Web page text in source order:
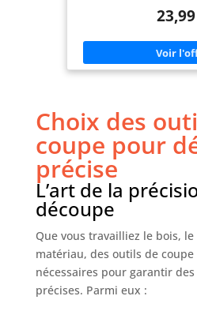
calage peut être fixée
Choix des
coupe pour
précise
L’art de la
découpe
Que vous travailliez le bois,
matériau, des outils de
nécessaires pour garantir
précises. Parmi eux :